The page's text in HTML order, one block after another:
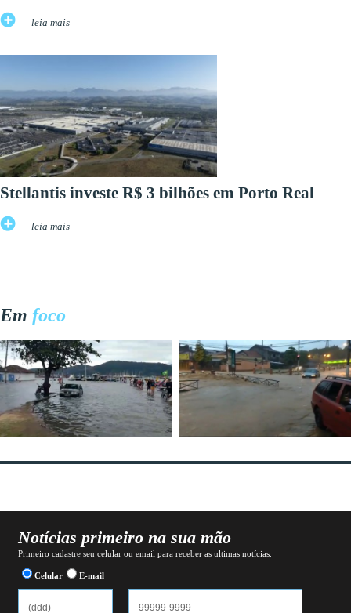
leia mais
Stellantis investe R$ 3 bilhões em Porto Real
leia mais
Em foco
Notícias primeiro na sua mão
Primeiro cadastre seu celular ou email para receber as ultimas notícias.
Celular E-mail